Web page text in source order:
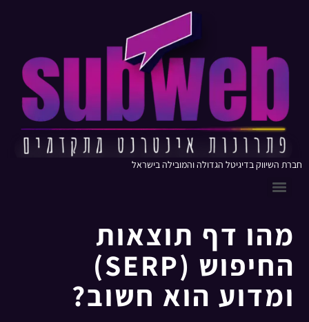
חברת השיווק בדיגיטל הגדולה והמובילה בישראל
מהו דף תוצאות
החיפוש (SERP)
ומדוע הוא חשוב?